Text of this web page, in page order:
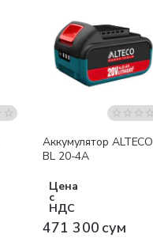
Аккумулятор ALTECO
BL 20-4A
Цена
с
НДС
471 300 сум